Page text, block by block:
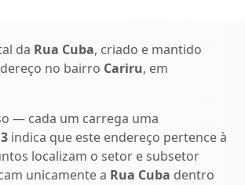
da Rua Cuba, criado e mantido
no bairro Cariru, em
— cada um carrega uma
3 indica que este endereço pertence à
localizam o setor e subsetor
unicamente a Rua Cuba dentro